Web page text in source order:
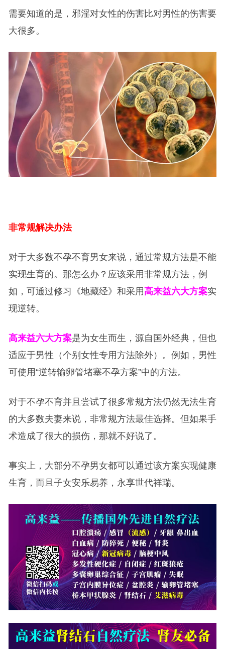
需要知道的是，邪淫对女性的伤害比对男性的伤害要
大很多。
非常规解决办法
对于大多数不孕不育男女来说，通过常规方法是不能
实现生育的。那怎么办？应该采用非常规方法，例
如，可通过修习《地藏经》和采用高来益六大方案实
现逆转。
高来益六大方案是为女生而生，源自国外经典，但也
适应于男性（个别女性专用方法除外）。例如，男性
可使用“逆转输卵管堵塞不孕方案”中的方法。
对于不孕不育并且尝试了很多常规方法仍然无法生育
的大多数夫妻来说，非常规方法最佳选择。但如果手
术造成了很大的损伤，那就不好说了。
事实上，大部分不孕男女都可以通过该方案实现健康
生育，而且子女安乐易养，永享世代祥瑞。